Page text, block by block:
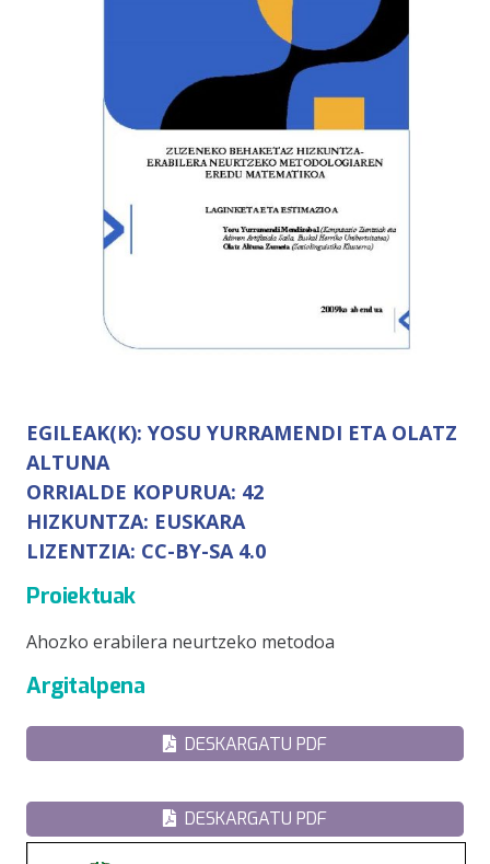
EGILEAK(K): YOSU YURRAMENDI ETA OLATZ
ALTUNA
ORRIALDE KOPURUA: 42
HIZKUNTZA: EUSKARA
LIZENTZIA: CC-BY-SA 4.0
Proiektuak
Ahozko erabilera neurtzeko metodoa
Argitalpena
DESKARGATU PDF
DESKARGATU PDF